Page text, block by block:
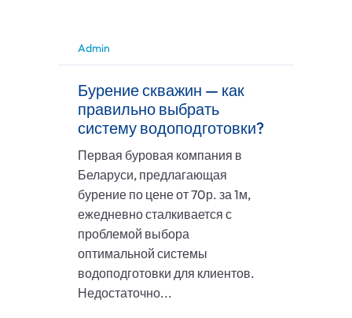
Admin
Бурение скважин — как
правильно выбрать
систему водоподготовки?
Первая буровая компания в
Беларуси, предлагающая
бурение по цене от 70р. за 1м,
ежедневно сталкивается с
проблемой выбора
оптимальной системы
водоподготовки для клиентов.
Недостаточно...